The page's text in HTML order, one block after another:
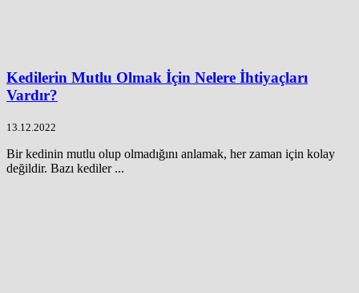
Kedilerin Mutlu Olmak İçin Nelere İhtiyaçları
Vardır?
13.12.2022
Bir kedinin mutlu olup olmadığını anlamak, her zaman için kolay
değildir. Bazı kediler ...